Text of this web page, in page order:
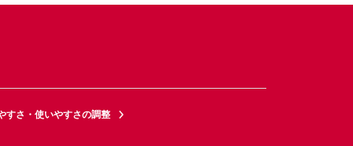
すさ・使いやすさの調整